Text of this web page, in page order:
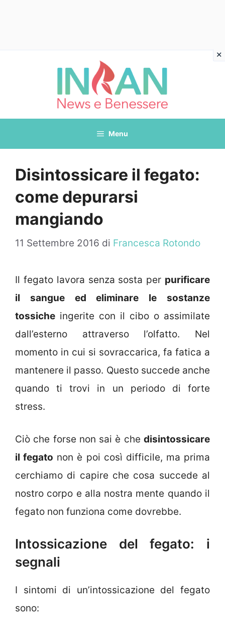
Menu
Disintossicare il fegato:
come depurarsi
mangiando
11 Settembre 2016 di Francesca Rotondo
Il fegato lavora senza sosta per purificare
il sangue ed eliminare le sostanze
tossiche ingerite con il cibo o assimilate
dall’esterno attraverso l’olfatto. Nel
momento in cui si sovraccarica, fa fatica a
mantenere il passo. Questo succede anche
quando ti trovi in un periodo di forte
stress.
Ciò che forse non sai è che disintossicare
il fegato non è poi così difficile, ma prima
cerchiamo di capire che cosa succede al
nostro corpo e alla nostra mente quando il
fegato non funziona come dovrebbe.
Intossicazione del fegato: i
segnali
I sintomi di un’intossicazione del fegato
sono: